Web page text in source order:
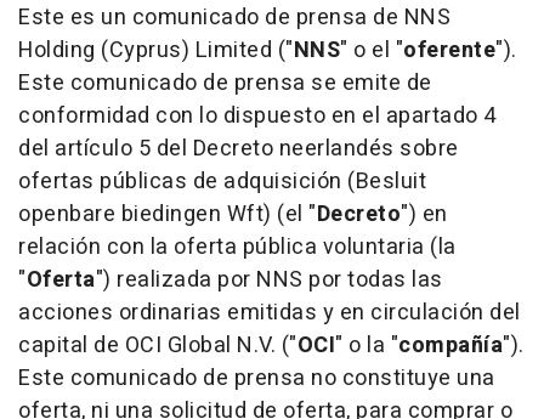
Este es un comunicado de prensa de NNS
Holding (Cyprus) Limited ("NNS" o el "oferente").
Este comunicado de prensa se emite de
conformidad con lo dispuesto en el apartado 4
del artículo 5 del Decreto neerlandés sobre
ofertas públicas de adquisición (Besluit
openbare biedingen Wft) (el "Decreto") en
relación con la oferta pública voluntaria (la
"Oferta") realizada por NNS por todas las
acciones ordinarias emitidas y en circulación del
capital de OCI Global N.V. ("OCI" o la "compañía").
Este comunicado de prensa no constituye una
oferta, ni una solicitud de oferta, para comprar o